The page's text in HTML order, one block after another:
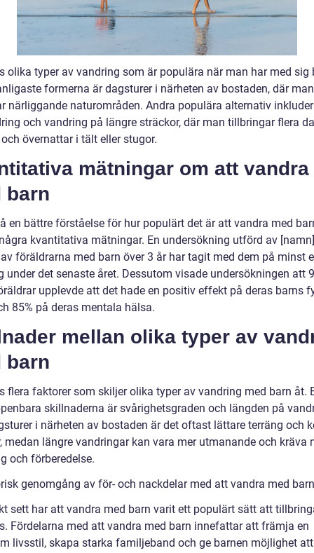
olika typer av vandring som är populära när man har med sig
formerna är dagsturer i närheten av bostaden, där man
närliggande naturområden. Andra populära alternativ
och vandring på längre sträckor, där man tillbringar flera
övernattar i tält eller stugor.
mätningar om att vandra
barn
en bättre förståelse för hur populärt det är att vandra med
kvantitativa mätningar. En undersökning utförd av
föräldrarna med barn över 3 år har tagit med dem på minst
under det senaste året. Dessutom visade undersökningen att
upplevde att det hade en positiv effekt på deras barns
85% på deras mentala hälsa.
mellan olika typer av
barn
flera faktorer som skiljer olika typer av vandring med barn åt.
skillnaderna är svårighetsgraden och längden på
i närheten av bostaden är det oftast lättare terräng och
medan längre vandringar kan vara mer utmanande och kräva
och förberedelse.
genomgång av för- och nackdelar med att vandra med barn
sett har att vandra med barn varit ett populärt sätt att
Fördelarna med att vandra med barn innefattar att främja en
livsstil, skapa starka familjeband och ge barnen möjlighet att